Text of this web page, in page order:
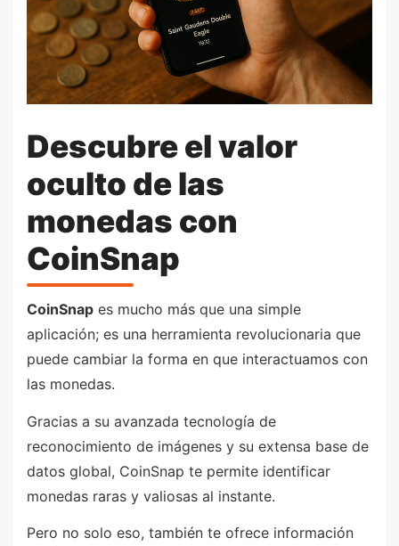
Descubre el valor
oculto de las
monedas con
CoinSnap
CoinSnap es mucho más que una simple
aplicación; es una herramienta revolucionaria que
puede cambiar la forma en que interactuamos con
las monedas.
Gracias a su avanzada tecnología de
reconocimiento de imágenes y su extensa base de
datos global, CoinSnap te permite identificar
monedas raras y valiosas al instante.
Pero no solo eso, también te ofrece información